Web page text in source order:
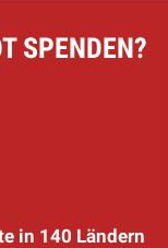
SPENDEN?
in 140 Ländern